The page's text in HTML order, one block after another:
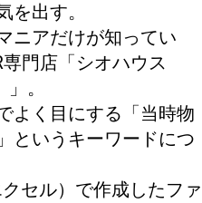
を出す。
ニアだけが知ってい
専門店「シオハウス
」。
よく目にする「当時物
というキーワードにつ
セル）で作成したファ